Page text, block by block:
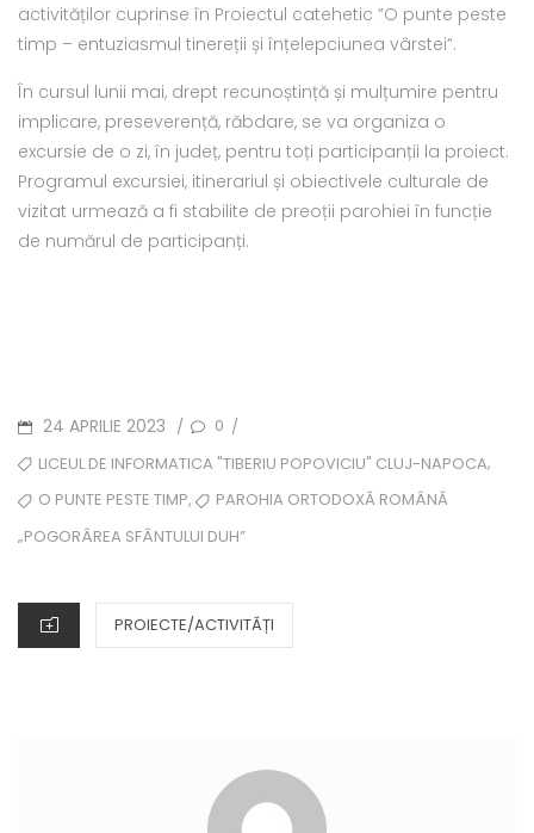
activităților cuprinse în Proiectul catehetic ”O punte peste
timp – entuziasmul tinereții și înțelepciunea vârstei”.
În cursul lunii mai, drept recunoștință și mulțumire pentru
implicare, preseverență, răbdare, se va organiza o
excursie de o zi, în județ, pentru toți participanții la proiect.
Programul excursiei, itinerariul și obiectivele culturale de
vizitat urmează a fi stabilite de preoții parohiei în funcție
de numărul de participanți.
POSTED
ON
24 APRILIE 2023 / 0 /
TAGSLICEUL DE INFORMATICA "TIBERIU POPOVICIU" CLUJ-NAPOCA,
O PUNTE PESTE TIMP,
PAROHIA ORTODOXĂ ROMÂNĂ
„POGORÂREA SFÂNTULUI DUH”
CATEGORIES
PROIECTE/ACTIVITĂȚI